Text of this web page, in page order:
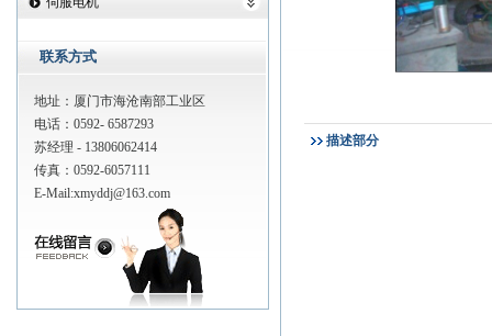
联系方式
地址：厦门市海沧南部工业区
电话：0592- 6587293
苏经理 - 13806062414
传真：0592-6057111
E-Mail:xmyddj@163.com
描述部分